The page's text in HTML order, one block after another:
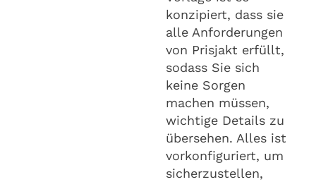
konzipiert, dass sie
alle Anforderungen
von Prisjakt erfüllt,
sodass Sie sich
keine Sorgen
machen müssen,
wichtige Details zu
übersehen. Alles ist
vorkonfiguriert, um
sicherzustellen,